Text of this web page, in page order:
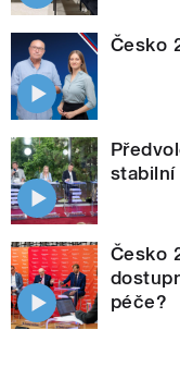
Česko
stabilní
Česko
péče?